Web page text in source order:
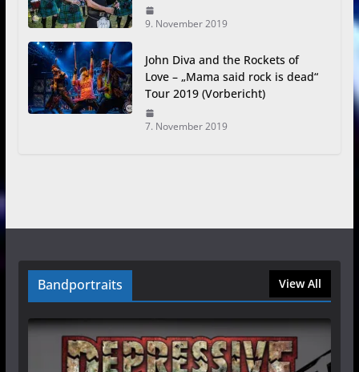
9. November 2019
John Diva and the Rockets of
Love – „Mama said rock is dead“
Tour 2019 (Vorbericht)
7. November 2019
Bandportraits View All